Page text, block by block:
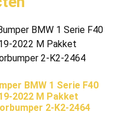
BMW 1 Serie F40
2022 M Pakket
2-K2-2464